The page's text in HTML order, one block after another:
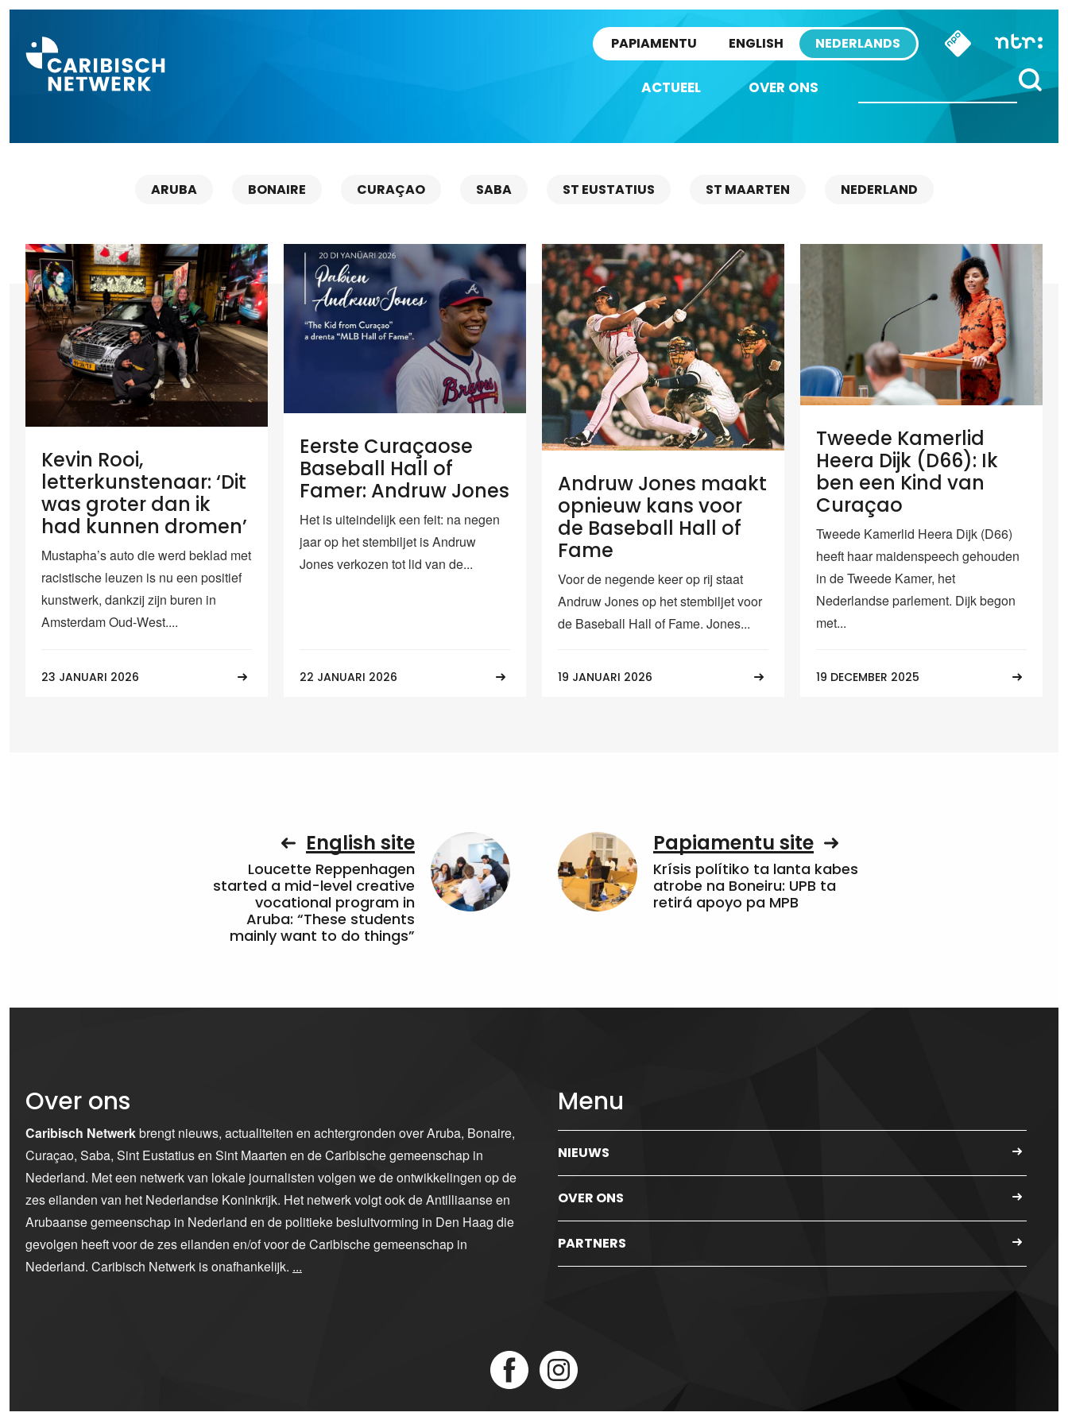
PAPIAMENTU ENGLISH NEDERLANDS
ACTUEEL OVER ONS
ARUBA BONAIRE CURAÇAO SABA ST EUSTATIUS ST MAARTEN NEDERLAND
Kevin Rooi,
letterkunstenaar: ‘Dit
was groter dan ik
had kunnen dromen’
Mustapha’s auto die werd beklad met
racistische leuzen is nu een positief
kunstwerk, dankzij zijn buren in
Amsterdam Oud-West....
23 JANUARI 2026
Eerste Curaçaose
Baseball Hall of
Famer: Andruw Jones
Het is uiteindelijk een feit: na negen
jaar op het stembiljet is Andruw
Jones verkozen tot lid van de...
22 JANUARI 2026
Andruw Jones maakt
opnieuw kans voor
de Baseball Hall of
Fame
Voor de negende keer op rij staat
Andruw Jones op het stembiljet voor
de Baseball Hall of Fame. Jones...
19 JANUARI 2026
Tweede Kamerlid
Heera Dijk (D66): Ik
ben een Kind van
Curaçao
Tweede Kamerlid Heera Dijk (D66)
heeft haar maidenspeech gehouden
in de Tweede Kamer, het
Nederlandse parlement. Dijk begon
met...
19 DECEMBER 2025
English site
Loucette Reppenhagen
started a mid-level creative
vocational program in
Aruba: “These students
mainly want to do things”
Papiamentu site
Krísis polítiko ta lanta kabes
atrobe na Boneiru: UPB ta
retirá apoyo pa MPB
Over ons
Caribisch Netwerkbrengt nieuws, actualiteiten en achtergronden over Aruba, Bonaire,
Curaçao, Saba, Sint Eustatius en Sint Maarten en de Caribische gemeenschap in
Nederland. Met een netwerk van lokale journalisten volgen we de ontwikkelingen op de
zes eilanden van het Nederlandse Koninkrijk. Het netwerk volgt ook de Antilliaanse en
Arubaanse gemeenschap in Nederland en de politieke besluitvorming in Den Haag die
gevolgen heeft voor de zes eilanden en/of voor de Caribische gemeenschap in
Nederland. Caribisch Netwerk is onafhankelijk. ...
Menu
NIEUWS
OVER ONS
PARTNERS